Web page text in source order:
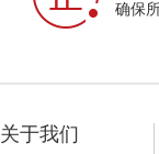
确保
关于我们